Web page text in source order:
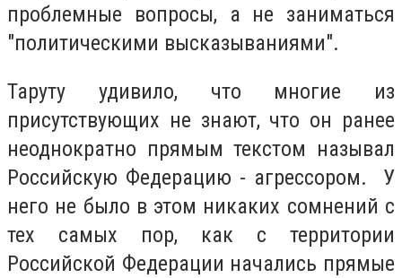
проблемные вопросы, а не заниматься
"политическими высказываниями".
Таруту удивило, что многие из
присутствующих не знают, что он ранее
неоднократно прямым текстом называл
Российскую Федерацию - агрессором. У
него не было в этом никаких сомнений с
тех самых пор, как с территории
Российской Федерации начались прямые